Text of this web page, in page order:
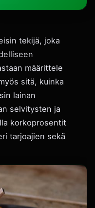
tekijä, joka
määrittele
sitä, kuinka
lainan
selvitysten ja
korkoprosentit
tarjoajien sekä